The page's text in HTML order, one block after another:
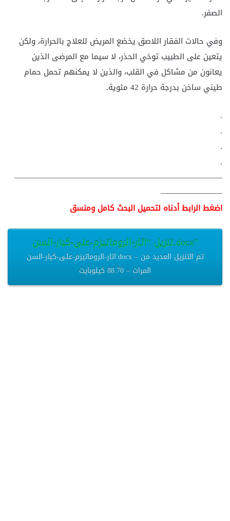
الصفر.
وفي حالات الفقار اللاصق يخضع المريض للعلاج بالحرارة، ولكن
يتعين على الطبيب توخي الحذر، لا سيما مع المرضى الذين
يعانون من مشاكل في القلب، والذين لا يمكنهم تحمل حمام
طيني ساخن بدرجة حرارة 42 مئوية.
.
.
.
.
———————————————————————————
————————
اضغط الرابط أدناه لتحميل البحث كامل ومنسق
تنزيل “اثار-الروماتيزم-على-كبار-السن.docx”
اثار-الروماتيزم-على-كبار-السن.docx – تم التنزيل العديد من
المرات – 88.70 كيلوبايت